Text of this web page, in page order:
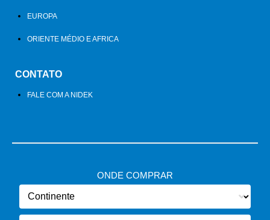
EUROPA
ORIENTE MÉDIO E AFRICA
CONTATO
FALE COM A NIDEK
ONDE COMPRAR